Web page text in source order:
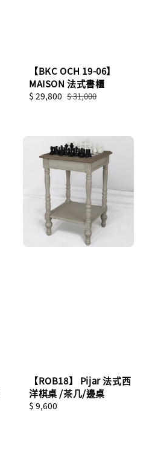
【BKC OCH 19-06】
MAISON 法式書櫃
Sale
$ 29,800 Regular
$ 31,000
【ROB18】 Pijar 法式西
洋棋桌 /茶几/邊桌
Regular
$ 9,600